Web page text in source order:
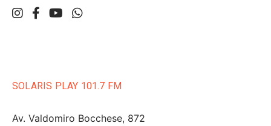
SOLARIS PLAY 101.7 FM
Av. Valdomiro Bocchese, 872